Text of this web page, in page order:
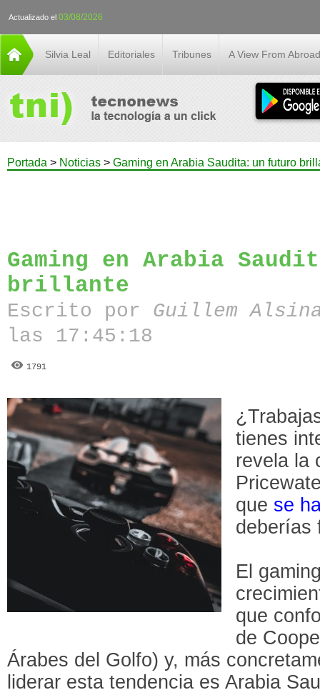
Actualizado el 03/08/2026
Silvia Leal Editoriales Tribunes A View From Abroad
Portada > Noticias > Gaming en Arabia Saudita: un futuro
Gaming en Arabia
brillante
Escrito por Guillem
las 17:45:18
1791
tienes
revela la
que se
deberías
El
que
de
Árabes del Golfo) y, más
liderar esta tendencia es Arabia